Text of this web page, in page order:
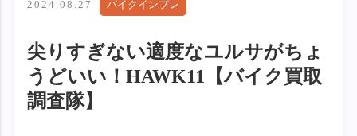
2024.08.27 バイクインプレ
尖りすぎない適度なユルサがちょ
うどいい！HAWK11【バイク買取
調査隊】